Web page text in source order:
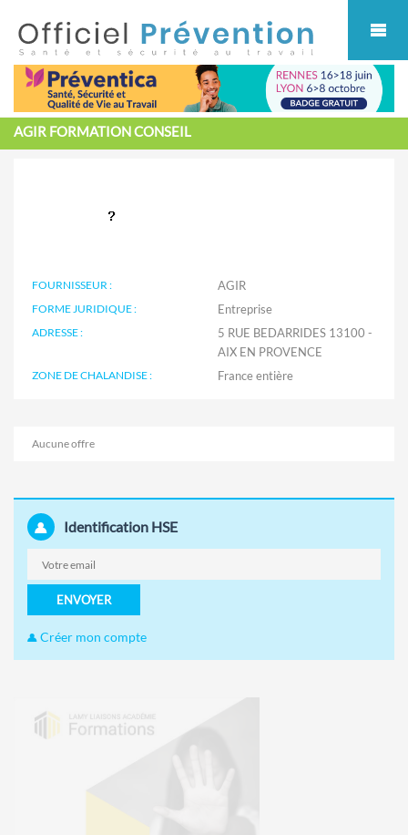
AGIR FORMATION CONSEIL
FOURNISSEUR : AGIR
FORME JURIDIQUE : Entreprise
ADRESSE :
5 RUE BEDARRIDES 13100 -
AIX EN PROVENCE
ZONE DE CHALANDISE :
Aucune offre
Identification HSE
ENVOYER
Créer mon compte